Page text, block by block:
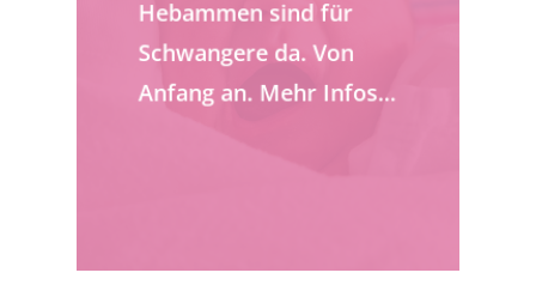
Hebammen sind für
Schwangere da. Von
Anfang an. Mehr Infos…